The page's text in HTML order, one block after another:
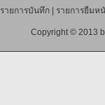
รายการบันทึก| รายการยืมห
Copyright © 2013